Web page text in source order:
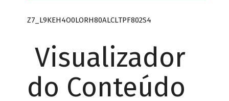
Z7_L9KEH4O0LORH80ALCLTPF802S4
Visualizador
do Conteúdo